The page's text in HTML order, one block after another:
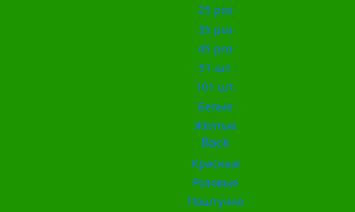
25 роз
35 роз
45 роз
51 шт.
101 шт.
Белые
Жёлтые
Back
Красные
Розовые
Поштучно